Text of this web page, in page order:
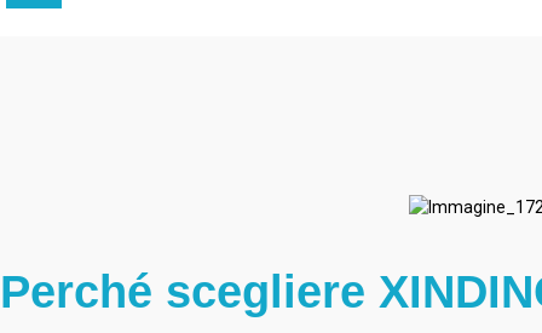
Perché scegliere